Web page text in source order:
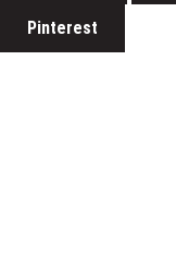
Pinterest